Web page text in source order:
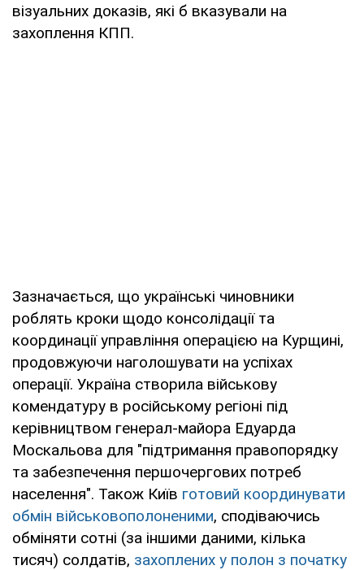
візуальних доказів, які б вказували на
захоплення КПП.
Зазначається, що українські чиновники
роблять кроки щодо консолідації та
координації управління операцією на Курщині,
продовжуючи наголошувати на успіхах
операції. Україна створила військову
комендатуру в російському регіоні під
керівництвом генерал-майора Едуарда
Москальова для "підтримання правопорядку
та забезпечення першочергових потреб
населення". Також Київ готовий координувати
обмін військовополоненими, сподіваючись
обміняти сотні (за іншими даними, кілька
тисяч) солдатів, захоплених у полон з початку